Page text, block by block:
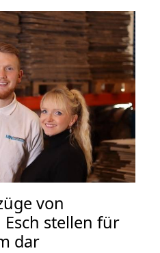
von
stellen für
dar